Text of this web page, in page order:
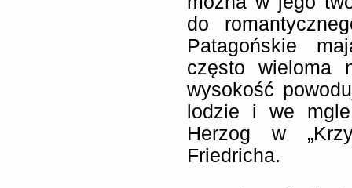
do
Patagońskie
często wieloma
wysokość
lodzie i we
Herzog w
Friedricha.